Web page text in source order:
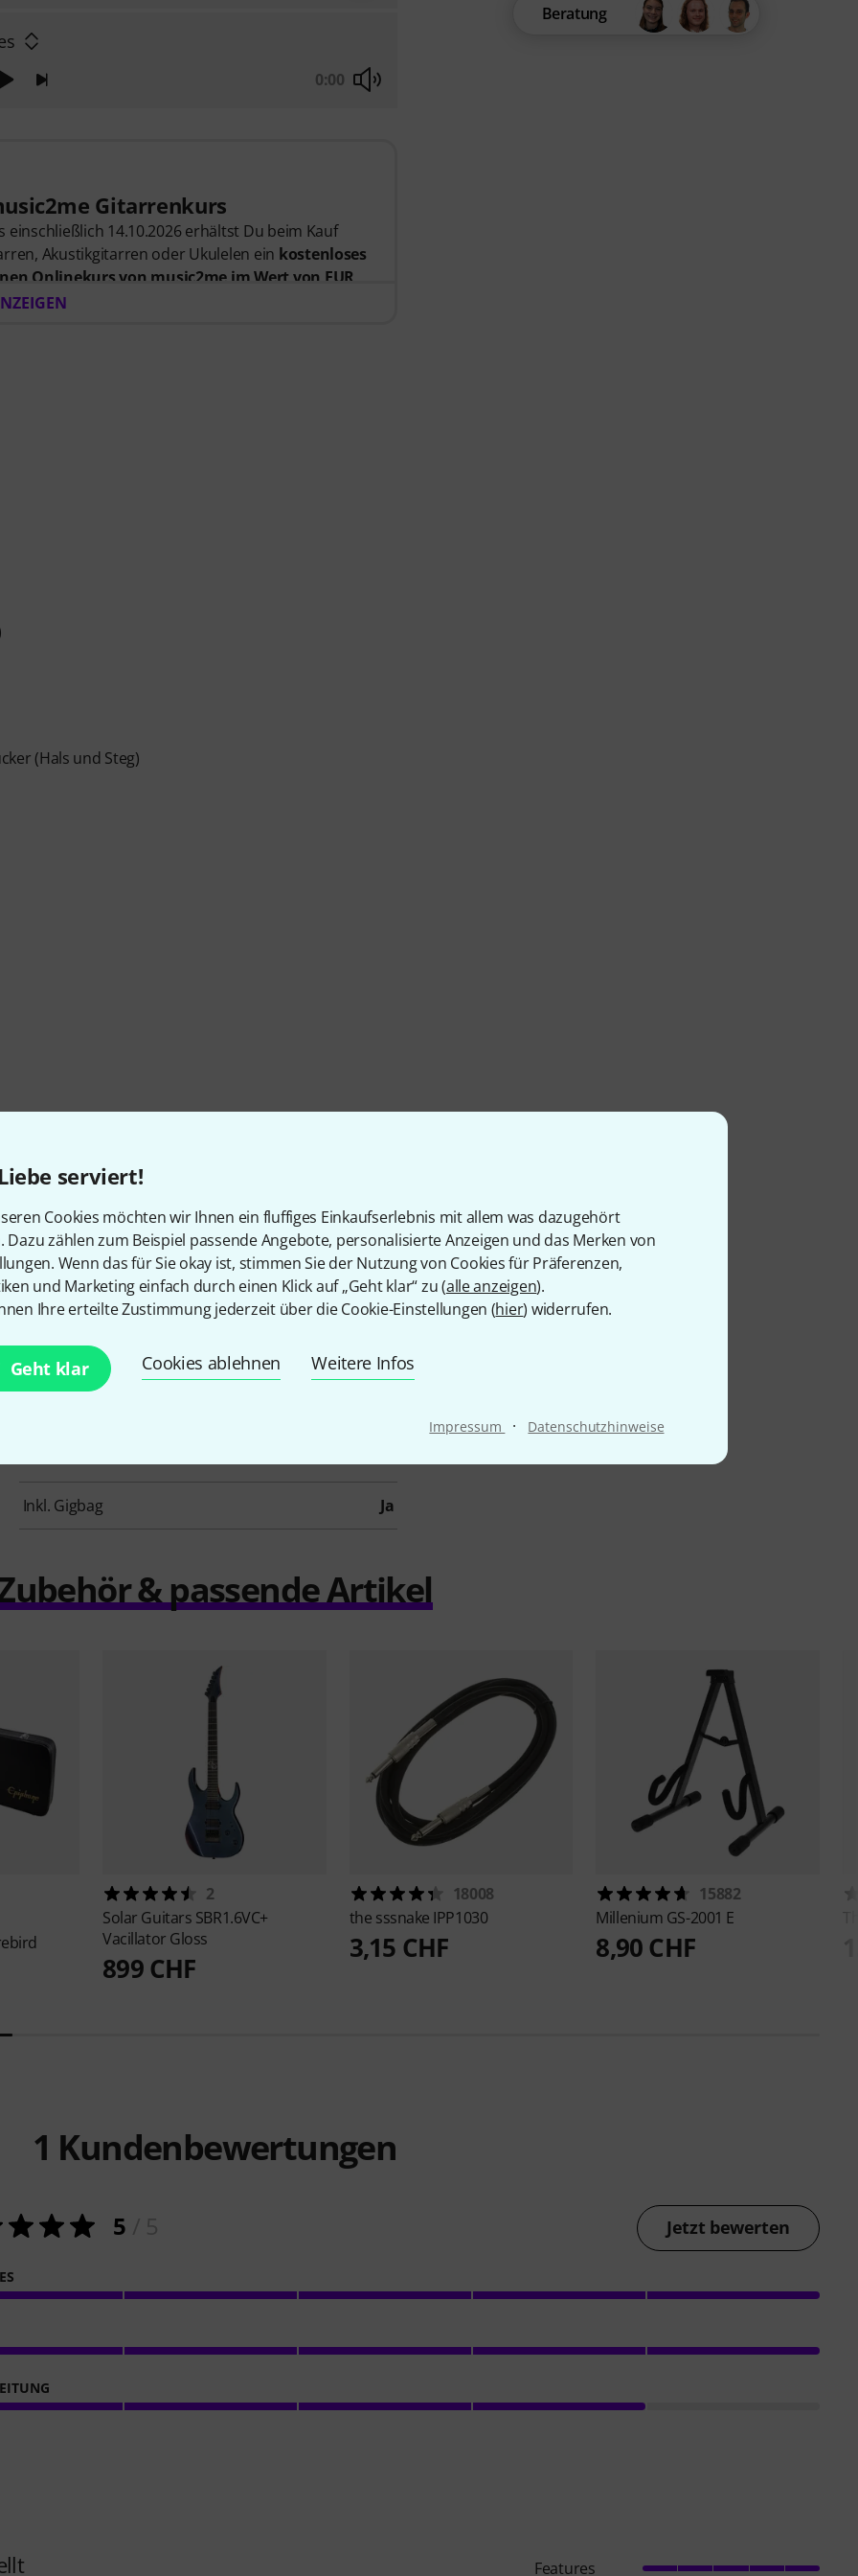
serviert!
Cookies möchten wir Ihnen ein fluffiges Einkaufserlebnis mit allem was dazugehört
Dazu zählen zum Beispiel passende Angebote, personalisierte Anzeigen und das Merken von
Wenn das für Sie okay ist, stimmen Sie der Nutzung von Cookies für Präferenzen,
und Marketing einfach durch einen Klick auf „Geht klar“ zu (alle anzeigen).
Ihre erteilte Zustimmung jederzeit über die Cookie-Einstellungen (hier) widerrufen.
Geht klar Cookies ablehnen Weitere Infos
Impressum · Datenschutzhinweise
0:00
Gitarrenkurs
einschließlich 14.10.2026 erhältst Du beim Kauf
Akustikgitarren oder Ukulelen ein kostenloses
Onlinekurs von music2me im Wert von EUR
Bestellung bekommst du den Freischaltcode
mit Übungsfunktion, Zeitlupe und
(Hals und Steg)
Artikelnummer
Form Firebird
Korpus Mahagoni
Hals Mahagoni
Bünde 22
Tremolo Nein
Inkl. Gigbag Ja
Beratung
& passende Artikel
2
Solar Guitars SBR1.6VC+
Vacillator Gloss
899 CHF
18008
the sssnake IPP1030
3,15 CHF
15882
Millenium GS-2001 E
8,90 CHF
1 Kundenbewertungen
5 Jetzt bewerten
Features